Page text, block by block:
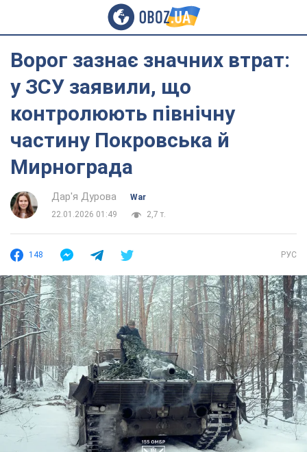
Ворог зазнає значних втрат:
у ЗСУ заявили, що
контролюють північну
частину Покровська й
Мирнограда
Дар'я Дурова
War
22.01.2026 01:49
2,7 т.
148 РУС